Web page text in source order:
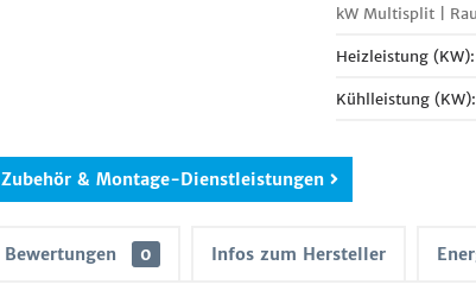
kW Multisplit |
Heizleistung (KW):
Kühlleistung (KW):
Zubehör & Montage-Dienstleistungen
Bewertungen 0 Infos zum Hersteller